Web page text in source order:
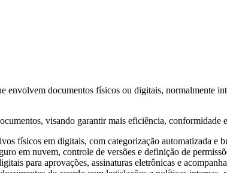
documentos físicos ou digitais, normalmente
visando garantir mais eficiência, conformidade
físicos em digitais, com categorização automatizada e
em nuvem, controle de versões e definição de
para aprovações, assinaturas eletrônicas e